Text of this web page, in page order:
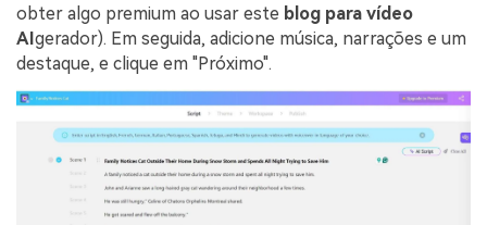
obter algo premium ao usar este blog para vídeo
AIgerador). Em seguida, adicione música, narrações e um
destaque, e clique em "Próximo".